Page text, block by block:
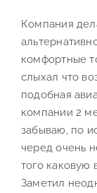
Компания
комфортные
слыхал что
подобная
компании 2
забываю, по
черед очень
того каковую
Заметил